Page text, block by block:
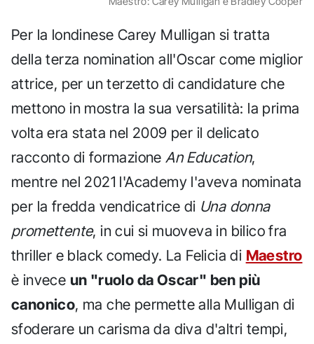
Per la londinese Carey Mulligan si tratta
della terza nomination all'Oscar come miglior
attrice, per un terzetto di candidature che
mettono in mostra la sua versatilità: la prima
volta era stata nel 2009 per il delicato
racconto di formazioneAn Education,
mentre nel 2021 l'Academy l'aveva nominata
per la fredda vendicatrice di Una donna
promettente, in cui si muoveva in bilico fra
thriller e black comedy. La Felicia di Maestro
è invece un "ruolo da Oscar" ben più
canonico, ma che permette alla Mulligan di
sfoderare un carisma da diva d'altri tempi,